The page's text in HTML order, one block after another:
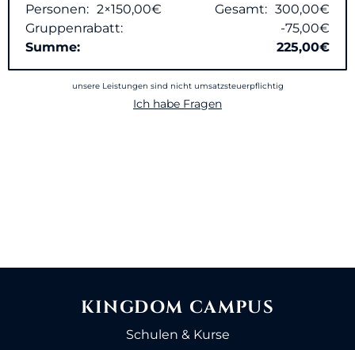
Personen: 2×150,00€ Gesamt: 300,00€
Gruppenrabatt:
-75,00€
Summe:
225,00€
unsere Leistungen sind nicht umsatzsteuerpflichtig
Ich habe Fragen
KINGDOM CAMPUS
Schulen & Kurse